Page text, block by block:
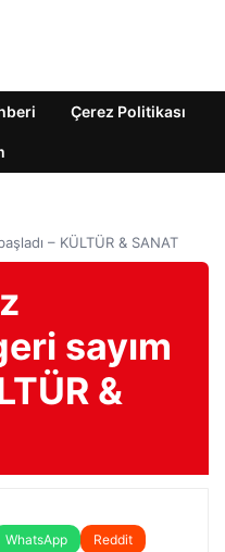
Çerez Politikası
– KÜLTÜR & SANAT
sayım
&
WhatsApp
Reddit